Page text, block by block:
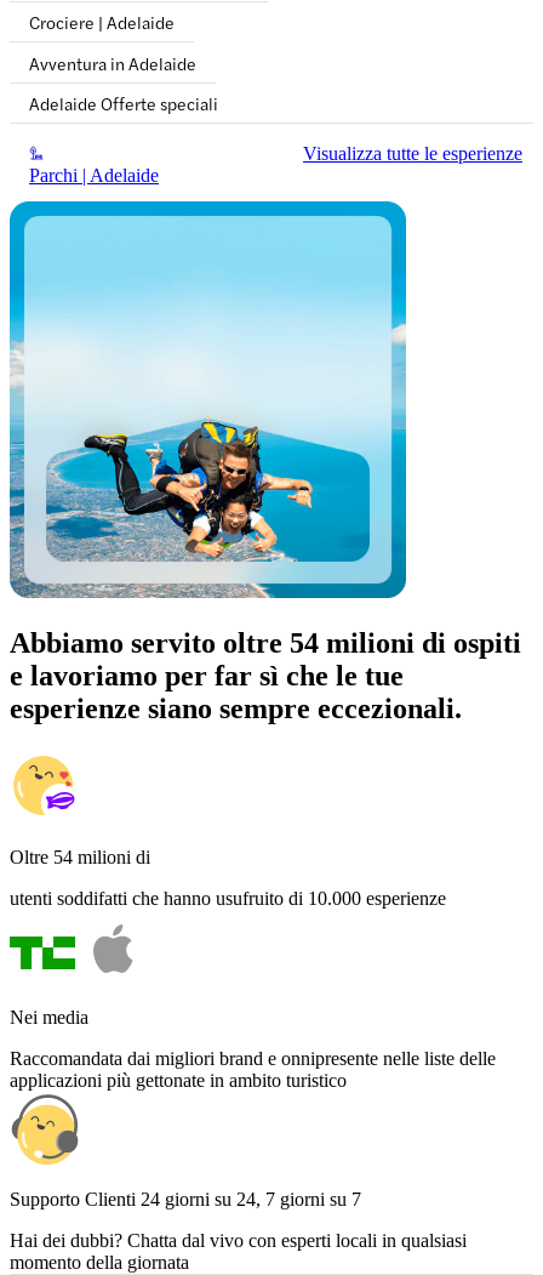
Crociere | Adelaide
Avventura in Adelaide
Adelaide Offerte speciali
Parchi | Adelaide
Visualizza tutte le esperienze
Abbiamo servito oltre 54 milioni di ospiti
e lavoriamo per far sì che le tue
esperienze siano sempre eccezionali.
Oltre 54 milioni di
utenti soddifatti che hanno usufruito di 10.000 esperienze
Nei media
Raccomandata dai migliori brand e onnipresente nelle liste delle
applicazioni più gettonate in ambito turistico
Supporto Clienti 24 giorni su 24, 7 giorni su 7
Hai dei dubbi? Chatta dal vivo con esperti locali in qualsiasi
momento della giornata